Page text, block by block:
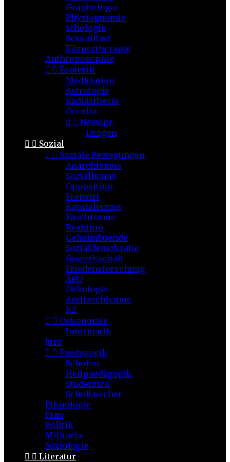
Graphologie
Physiognomie
Ethologie
Sexualitaet
Körpertherapie
Anthroposophie
  Esoterik
Meditiation
Astrologie
Radiästhesie
Occulta
  NewAge
Drogen
  Sozial
  Soziale Bewegungen
Anarchismus
Sozialismus
Opposition
Freiwirt
Kapitalismus
Faschismus
Reaktion
Geheimbuende
Sozialdemokratie
Gewerkschaft
Friedensforschung
APO
Oekologie
Antifaschismus
KZ
  Oekonomie
Informatik
Jura
  Paedagogik
Schulen
Heilpaedagogik
Studentica
Schulbuecher
Ethnologie
Frau
Politik
Militaria
Soziologie
  Literatur